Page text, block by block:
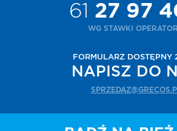
61 27 97
WG STAWKI
FORMULARZ DOSTĘPNY
NAPISZ DO